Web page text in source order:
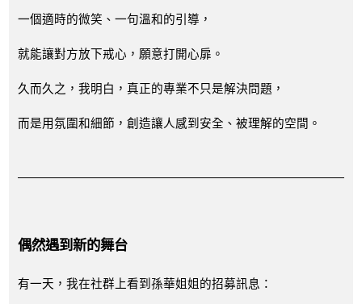
一個適時的微笑、一句溫和的引導，
就能讓對方放下戒心，願意打開心扉。
久而久之，我明白，真正的專業不只是解決問題，
而是用氛圍和細節，創造讓人感到安全、被理解的空間。
偶然遇到新的舞台
有一天，我在社群上看到孫華姐姐的招募訊息：